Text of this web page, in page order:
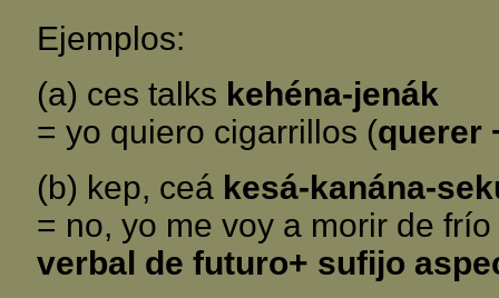
Ejemplos:
(a) ces talks kehéna-jenák
= yo quiero cigarrillos (querer
(b) kep, ceá kesá-kanána-
= no, yo me voy a morir de
verbal de futuro+ sufijo